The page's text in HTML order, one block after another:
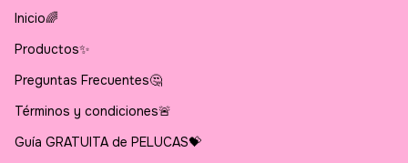
Inicio🌈
Productos✨
Preguntas Frecuentes🤔
Términos y condiciones🚨
Guía GRATUITA de PELUCAS💝